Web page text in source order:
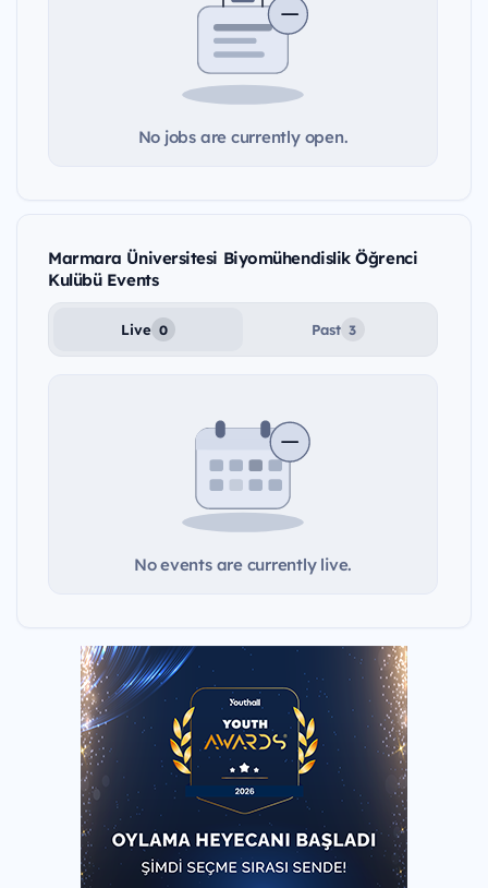
No jobs are currently open.
Marmara Üniversitesi Biyomühendislik Öğrenci
Kulübü Events
Live 0 Past 3
No events are currently live.